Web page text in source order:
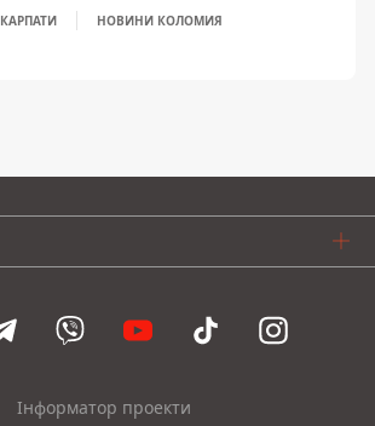
КАРПАТИ НОВИНИ КОЛОМИЯ
Інформатор проекти